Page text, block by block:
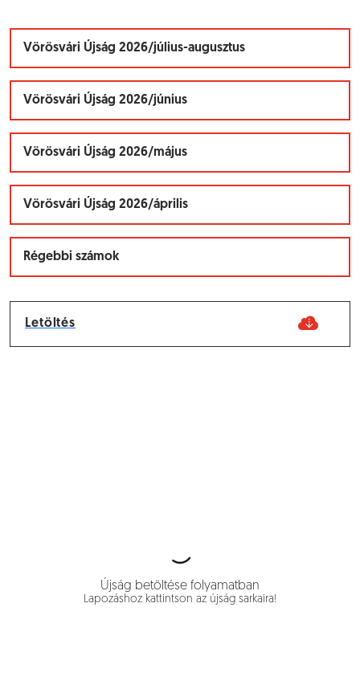
Vörösvári Újság 2026/július-augusztus
Vörösvári Újság 2026/június
Vörösvári Újság 2026/május
Vörösvári Újság 2026/április
Régebbi számok
Letöltés
Újság betöltése folyamatban
Lapozáshoz kattintson az újság sarkaira!